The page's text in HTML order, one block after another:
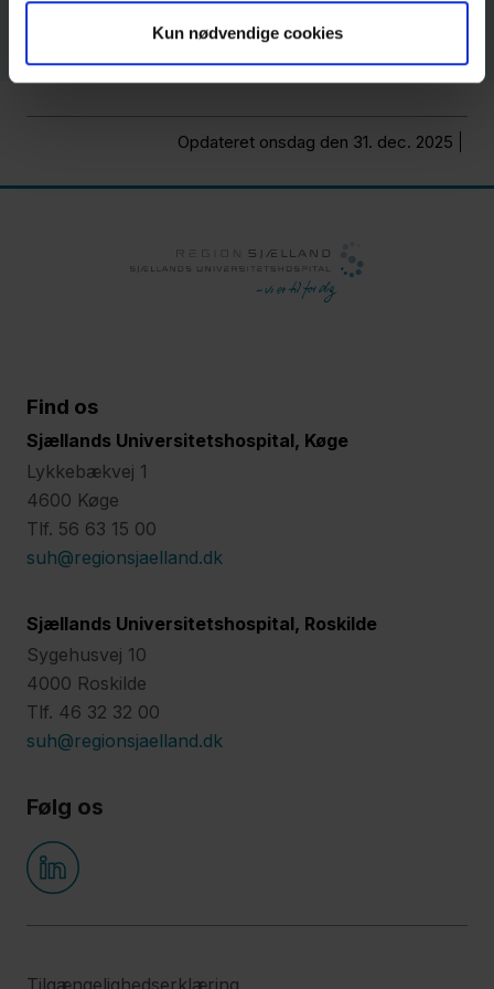
Kun nødvendige cookies
Opdateret onsdag den 31. dec. 2025
Find os
Sjællands Universitetshospital, Køge
Lykkebækvej 1
4600 Køge
Tlf. 56 63 15 00
suh@regionsjaelland.dk
Sjællands Universitetshospital, Roskilde
Sygehusvej 10
4000 Roskilde
Tlf. 46 32 32 00
suh@regionsjaelland.dk
Følg os
Tilgængelighedserklæring